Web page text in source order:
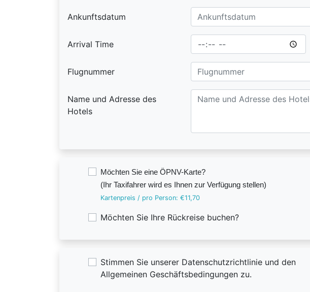
Ankunftsdatum
Arrival Time
Flugnummer
Name und Adresse des
Hotels
Möchten Sie eine ÖPNV-Karte?
(Ihr Taxifahrer wird es Ihnen zur Verfügung stellen)
Kartenpreis / pro Person: €11,70
Möchten Sie Ihre Rückreise buchen?
Stimmen Sie unserer Datenschutzrichtlinie und den
Allgemeinen Geschäftsbedingungen zu.